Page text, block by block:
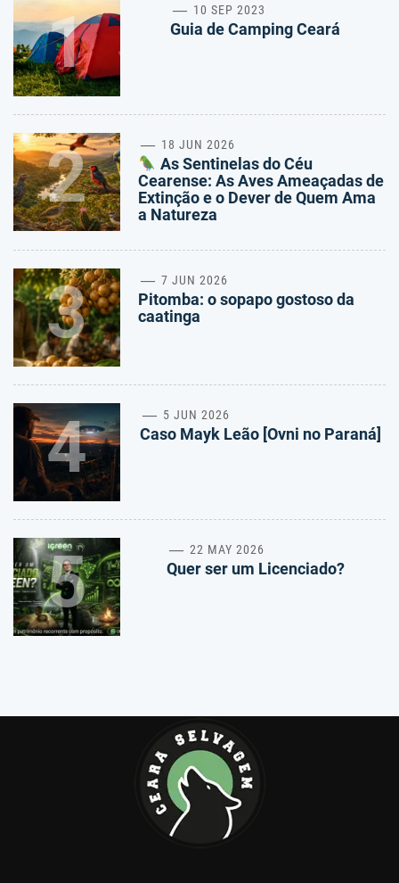
1 10 SEP 2023
Guia de Camping Ceará
2 18 JUN 2026
As Sentinelas do Céu
Cearense: As Aves Ameaçadas de
Extinção e o Dever de Quem Ama
a Natureza
3 7 JUN 2026
Pitomba: o sopapo gostoso da
caatinga
4 5 JUN 2026
Caso Mayk Leão [Ovni no Paraná]
5 22 MAY 2026
Quer ser um Licenciado?